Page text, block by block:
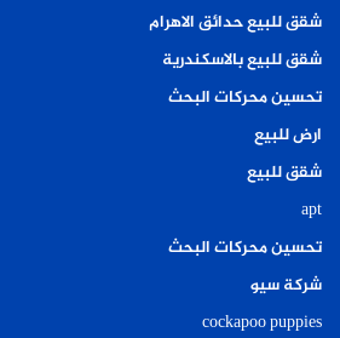
شقق للبيع حدائق الاهرام
شقق للبيع بالاسكندرية
تحسين محركات البحث
ارض للبيع
شقق للبيع
apt
تحسين محركات البحث
شركة سيو
cockapoo puppies